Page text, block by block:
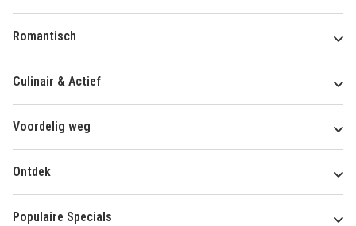
Romantisch
Culinair & Actief
Voordelig weg
Ontdek
Populaire Specials